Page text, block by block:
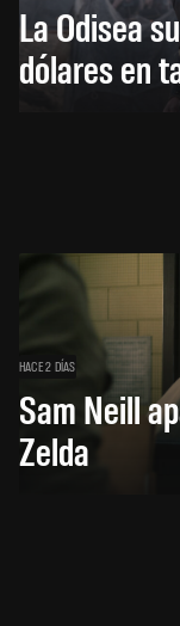
La Odisea
dólares en
HACE 2 DÍAS
Sam Neill
Zelda